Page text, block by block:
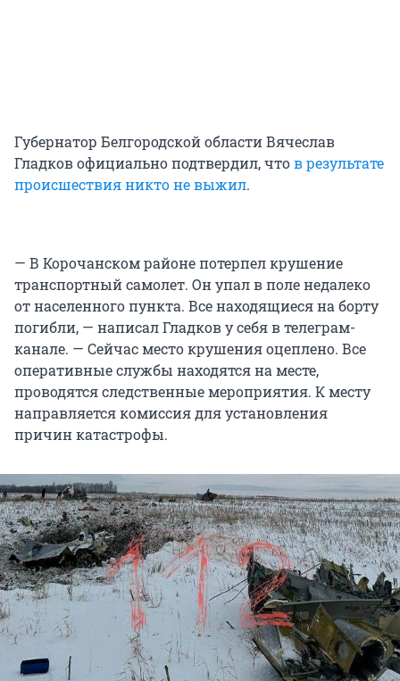
Губернатор Белгородской области Вячеслав
Гладков официально подтвердил, чтов результате
происшествия никто не выжил.
— В Корочанском районе потерпел крушение
транспортный самолет. Он упал в поле недалеко
от населенного пункта. Все находящиеся на борту
погибли, — написал Гладков у себя в телеграм-
канале. — Сейчас место крушения оцеплено. Все
оперативные службы находятся на месте,
проводятся следственные мероприятия. К месту
направляется комиссия для установления
причин катастрофы.